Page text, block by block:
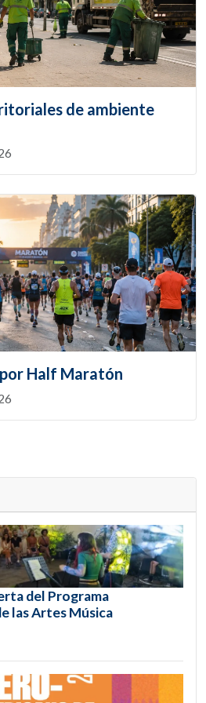
de ambiente
Half Maratón
del Programa
las Artes Música